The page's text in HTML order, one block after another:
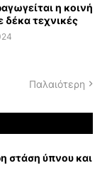
η κοινή
δέκα τεχνικές
Παλαιότερη
στάση ύπνου και